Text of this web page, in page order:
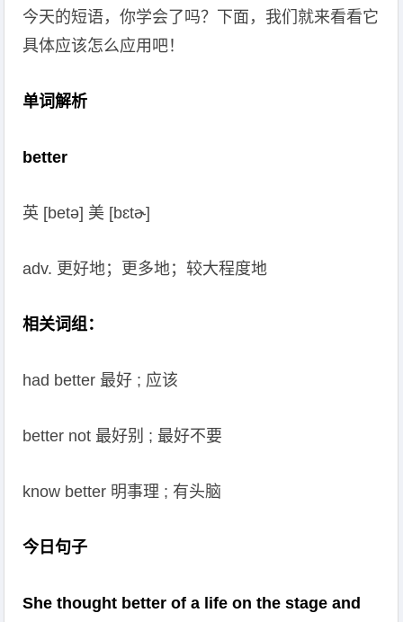
今天的短语，你学会了吗？下面，我们就来看看它
具体应该怎么应用吧！
单词解析
better
英 [betə] 美 [bɛtɚ]
adv. 更好地；更多地；较大程度地
相关词组：
had better 最好 ; 应该
better not 最好别 ; 最好不要
know better 明事理 ; 有头脑
今日句子
She thought better of a life on the stage and